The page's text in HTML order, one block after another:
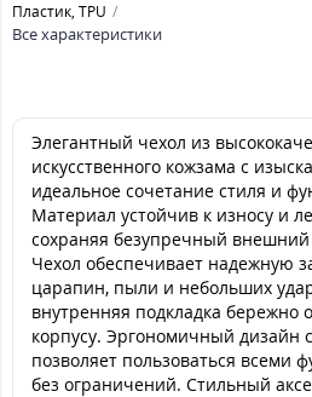
Пластик, TPU
Все характеристики
Элегантный чехол из
искусственного кожзама с
идеальное сочетание стиля и
Материал устойчив к износу и
сохраняя безупречный
Чехол обеспечивает надежную
царапин, пыли и небольших
внутренняя подкладка бережно
корпусу. Эргономичный дизайн
позволяет пользоваться всеми
без ограничений. Стильный